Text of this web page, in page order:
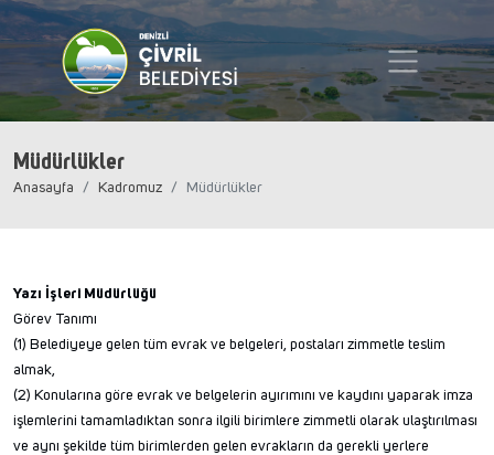
Müdürlükler
Anasayfa Kadromuz Müdürlükler
Yazı İşleri Müdürlüğü
Görev Tanımı
(1) Belediyeye gelen tüm evrak ve belgeleri, postaları zimmetle teslim
almak,
(2) Konularına göre evrak ve belgelerin ayırımını ve kaydını yaparak imza
işlemlerini tamamladıktan sonra ilgili birimlere zimmetli olarak ulaştırılması
ve aynı şekilde tüm birimlerden gelen evrakların da gerekli yerlere